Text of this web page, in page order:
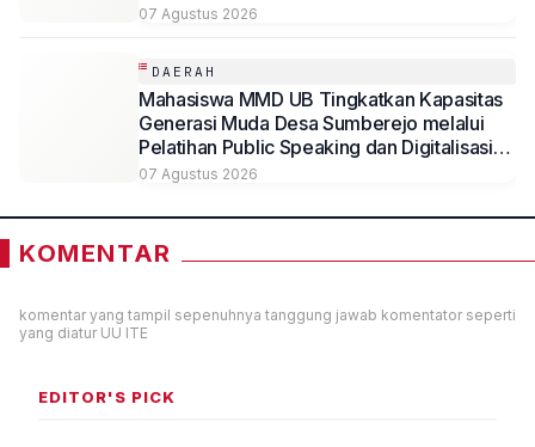
07 Agustus 2026
DAERAH
Mahasiswa MMD UB Tingkatkan Kapasitas
Generasi Muda Desa Sumberejo melalui
Pelatihan Public Speaking dan Digitalisasi
Potensi Desa
07 Agustus 2026
KOMENTAR
komentar yang tampil sepenuhnya tanggung jawab komentator seperti
yang diatur UU ITE
EDITOR'S PICK